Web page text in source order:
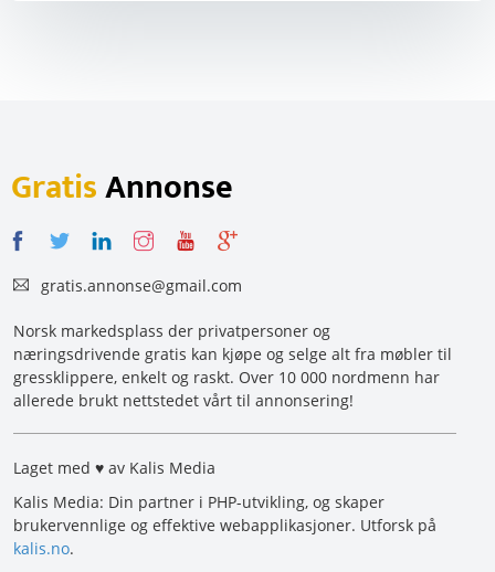
GratisAnnonse
gratis.annonse@gmail.com
Norsk markedsplass der privatpersoner og
næringsdrivende gratis kan kjøpe og selge alt fra møbler til
gressklippere, enkelt og raskt. Over 10 000 nordmenn har
allerede brukt nettstedet vårt til annonsering!
Laget med ♥ av Kalis Media
Kalis Media: Din partner i PHP-utvikling, og skaper
brukervennlige og effektive webapplikasjoner. Utforsk på
kalis.no.